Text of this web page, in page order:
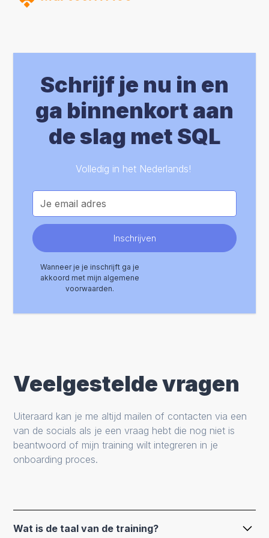
Schrijf je nu in en
ga binnenkort aan
de slag met SQL
Volledig in het Nederlands!
Wanneer je je inschrijft ga je
akkoord met mijn algemene
voorwaarden.
Veelgestelde vragen
Uiteraard kan je me altijd mailen of contacten via een
van de socials als je een vraag hebt die nog niet is
beantwoord of mijn training wilt integreren in je
onboarding proces.
Wat is de taal van de training?